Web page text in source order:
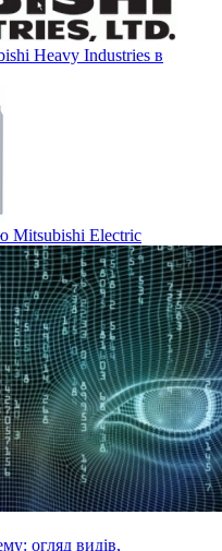
Heavy Industries в
Mitsubishi Electric